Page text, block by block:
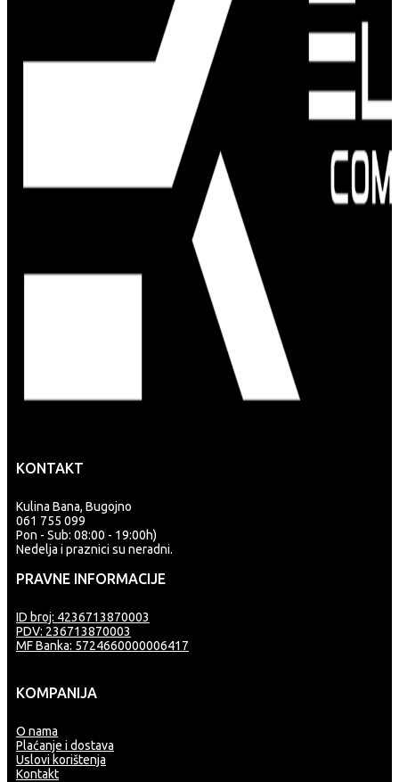
KONTAKT
Kulina Bana, Bugojno
061 755 099
Pon - Sub: 08:00 - 19:00h)
Nedelja i praznici su neradni.
PRAVNE INFORMACIJE
ID broj: 4236713870003
PDV: 236713870003
MF Banka: 5724660000006417
KOMPANIJA
O nama
Plaćanje i dostava
Uslovi korištenja
Kontakt